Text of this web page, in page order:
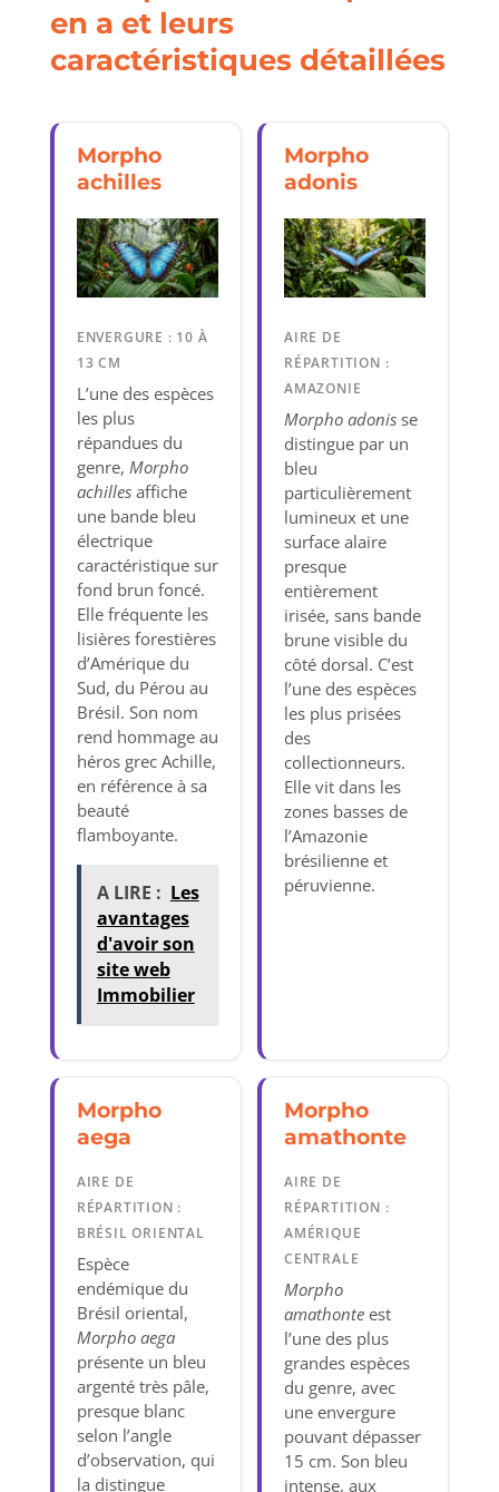
en a et leurs
caractéristiques détaillées
Morpho
achilles
ENVERGURE : 10 À
13 CM
L’une des espèces
les plus
répandues du
genre, Morpho
achillesaffiche
une bande bleu
électrique
caractéristique sur
fond brun foncé.
Elle fréquente les
lisières forestières
d’Amérique du
Sud, du Pérou au
Brésil. Son nom
rend hommage au
héros grec Achille,
en référence à sa
beauté
flamboyante.
A LIRE : Les
avantages
d'avoir son
site web
Immobilier
Morpho
adonis
AIRE DE
RÉPARTITION :
AMAZONIE
Morpho adonisse
distingue par un
bleu
particulièrement
lumineux et une
surface alaire
presque
entièrement
irisée, sans bande
brune visible du
côté dorsal. C’est
l’une des espèces
les plus prisées
des
collectionneurs.
Elle vit dans les
zones basses de
l’Amazonie
brésilienne et
péruvienne.
Morpho
aega
AIRE DE
RÉPARTITION :
BRÉSIL ORIENTAL
Espèce
endémique du
Brésil oriental,
Morpho aega
présente un bleu
argenté très pâle,
presque blanc
selon l’angle
d’observation, qui
la distingue
Morpho
amathonte
AIRE DE
RÉPARTITION :
AMÉRIQUE
CENTRALE
Morpho
amathonteest
l’une des plus
grandes espèces
du genre, avec
une envergure
pouvant dépasser
15 cm. Son bleu
intense, aux